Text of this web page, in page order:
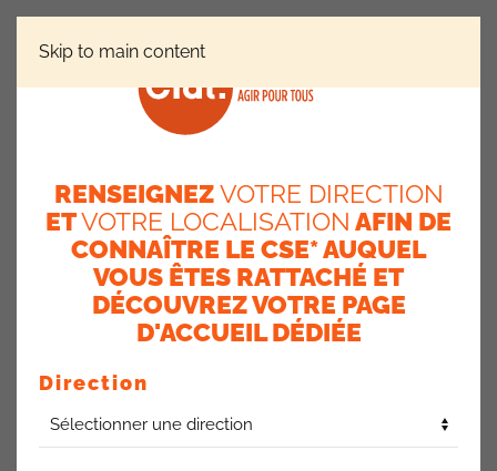
Skip to main content
Kids Day
19 décembre 2025
Bilan très positif après le succès des deux journées
organisées, rassemblant plus de 800 enfants.
La CFDT demande à ce que cet événement soit une
initiative annuelle en mai ou juin.
RENSEIGNEZVOTRE DIRECTION
ETVOTRE LOCALISATION AFIN DE
CONNAÎTRE LE CSE* AUQUEL
VOUS ÊTES RATTACHÉ ET
DÉCOUVREZ VOTRE PAGE
D'ACCUEIL DÉDIÉE
Direction